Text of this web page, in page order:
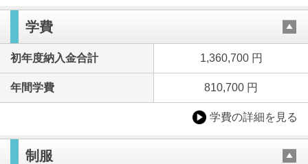
学費
初年度納入金合計 1,360,700 円
年間学費 810,700 円
学費の詳細を見る
制服